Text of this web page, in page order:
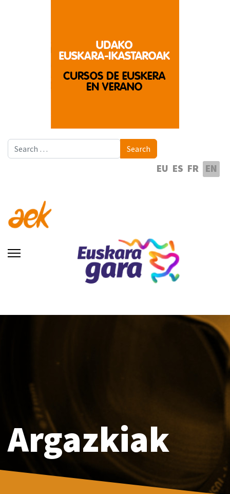
Search Search
EU ES FR EN
Argazkiak